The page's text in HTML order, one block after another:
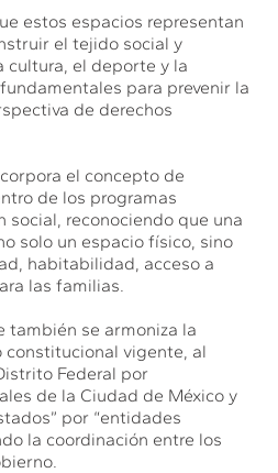
estos espacios representan
el tejido social y
cultura, el deporte y la
para prevenir la
de derechos
el concepto de
de los programas
social, reconociendo que una
solo un espacio físico, sino
habitabilidad, acceso a
las familias.
también se armoniza la
constitucional vigente, al
Federal por
de la Ciudad de México y
por “entidades
la coordinación entre los